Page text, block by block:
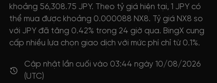
khoảng 56,308.75 JPY. Theo tỷ giá hiện tại, 1 JPY có
thể mua được khoảng 0.000088 NX8. Tỷ giá NX8 so
với JPY đã tăng 0.42% trong 24 giờ qua. BingX cung
cấp nhiều lựa chọn giao dịch với mức phí chỉ từ 0.1%.
Cập nhật lần cuối vào 03:44 ngày 10/08/2026
(UTC)